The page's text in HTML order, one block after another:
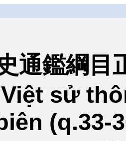
通鑑綱目
sử
(q.33-